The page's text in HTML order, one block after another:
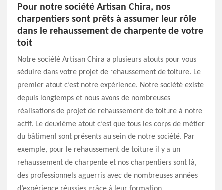
Pour notre société Artisan Chira, nos
charpentiers sont prêts à assumer leur rôle
dans le rehaussement de charpente de votre
toit
Notre société Artisan Chira a plusieurs atouts pour vous
séduire dans votre projet de rehaussement de toiture. Le
premier atout c’est notre expérience. Notre société existe
depuis longtemps et nous avons de nombreuses
réalisations de projet de rehaussement de toiture à notre
actif. Le deuxième atout c’est que tous les corps de métier
du bâtiment sont présents au sein de notre société. Par
exemple, pour le rehaussement de toiture il y a un
rehaussement de charpente et nos charpentiers sont là,
des professionnels aguerris avec de nombreuses années